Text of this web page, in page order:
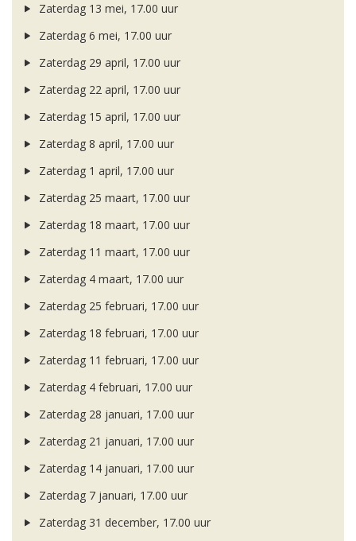
Zaterdag 13 mei, 17.00 uur
Zaterdag 6 mei, 17.00 uur
Zaterdag 29 april, 17.00 uur
Zaterdag 22 april, 17.00 uur
Zaterdag 15 april, 17.00 uur
Zaterdag 8 april, 17.00 uur
Zaterdag 1 april, 17.00 uur
Zaterdag 25 maart, 17.00 uur
Zaterdag 18 maart, 17.00 uur
Zaterdag 11 maart, 17.00 uur
Zaterdag 4 maart, 17.00 uur
Zaterdag 25 februari, 17.00 uur
Zaterdag 18 februari, 17.00 uur
Zaterdag 11 februari, 17.00 uur
Zaterdag 4 februari, 17.00 uur
Zaterdag 28 januari, 17.00 uur
Zaterdag 21 januari, 17.00 uur
Zaterdag 14 januari, 17.00 uur
Zaterdag 7 januari, 17.00 uur
Zaterdag 31 december, 17.00 uur